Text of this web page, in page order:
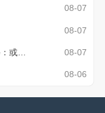
08-07
08-07
08-07
地缘局势解读：WTI 75美元，Tortoise：或至70美元
08-06